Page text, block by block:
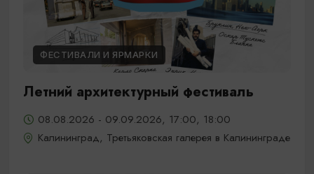
ФЕСТИВАЛИ И ЯРМАРКИ
Летний архитектурный фестиваль
08.08.2026 - 09.09.2026, 17:00, 18:00
Калининград, Третьяковская галерея в Калининграде